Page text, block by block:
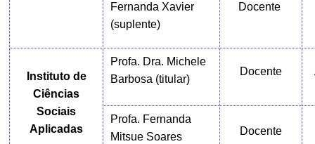
Fernanda Xavier
(suplente)
Docente
Instituto de
Ciências
Sociais
Aplicadas
Profa. Dra. Michele
Barbosa (titular)
Docente
Profa. Fernanda
Mitsue Soares
Docente